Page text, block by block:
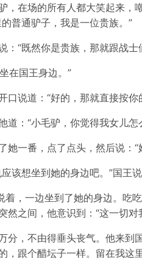
，在场的所有人都大笑起来
普通驴子，我是一位贵族。”
：“既然你是贵族，那就跟战士
在国王身边。”
口说道：“好的，那就直接按
道：“小毛驴，你觉得我女儿怎
她一番，点了点头，然后说：
该想坐到她的身边吧。”国王说
着，一边坐到了她的身边。
然之间，他意识到：“这一切
分，不由得垂头丧气。他来到
，跟个醋坛子一样。留在我这